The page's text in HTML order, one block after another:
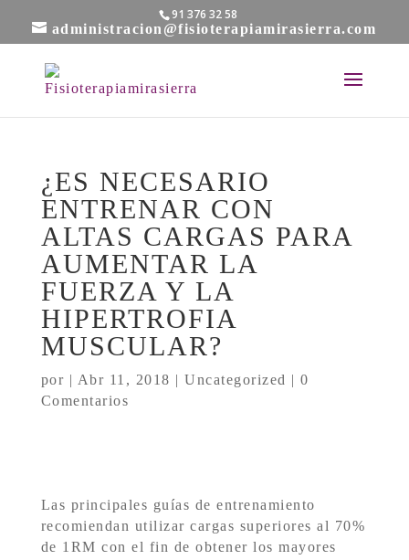
91 376 32 58
administracion@fisioterapiamirasierra.com
¿ES NECESARIO
ENTRENAR CON
ALTAS CARGAS PARA
AUMENTAR LA
FUERZA Y LA
HIPERTROFIA
MUSCULAR?
por | Abr 11, 2018 |Uncategorized |0
Comentarios
Las principales guías de entrenamiento
recomiendan utilizar cargas superiores al 70%
de 1RM con el fin de obtener los mayores